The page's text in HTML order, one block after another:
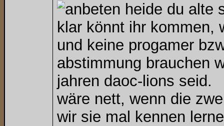
heide du alte
klar könnt ihr kommen,
und keine progamer
abstimmung brauchen
jahren daoc-lions seid.
wäre nett, wenn die
wir sie mal kennen